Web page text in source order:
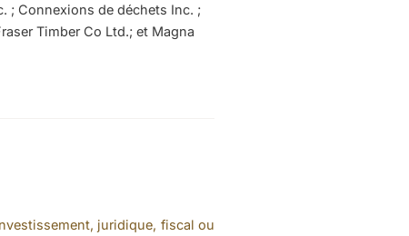
; Connexions de déchets Inc. ;
Timber Co Ltd.; et Magna
juridique, fiscal ou